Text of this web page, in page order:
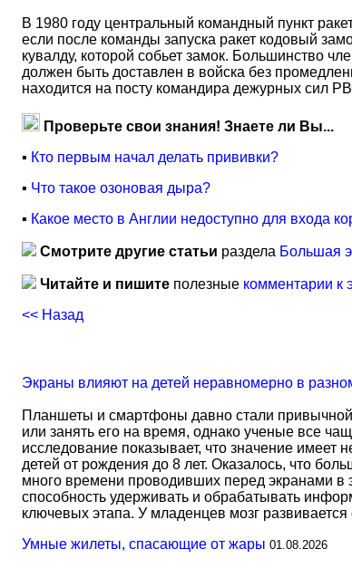
В 1980 году центральный командный пункт
если после команды запуска ракет кодовый
кувалду, которой собьет замок. Большинство
должен быть доставлен в войска без
находится на посту командира дежурных сил
Проверьте свои знания! Знаете ли Вы...
▪ Кто первым начал делать прививки?
▪ Что такое озоновая дыра?
▪ Какое место в Англии недоступно для входа
Смотрите другие статьи раздела Большая
Читайте и пишите полезные комментарии к
<< Назад
Экраны влияют на детей неравномерно в
Планшеты и смартфоны давно стали
или занять его на время, однако ученые все
исследование показывает, что значение имеет
детей от рождения до 8 лет. Оказалось, что
много времени проводивших перед экранами в
способность удерживать и обрабатывать
ключевых этапа. У младенцев мозг развивается
Умные жилеты, спасающие от жары 01.08.2026